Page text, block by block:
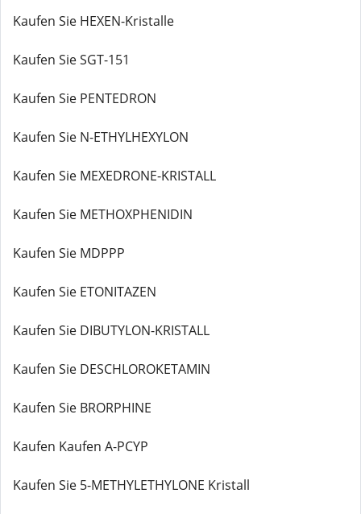
Kaufen Sie HEXEN-Kristalle
Kaufen Sie SGT-151
Kaufen Sie PENTEDRON
Kaufen Sie N-ETHYLHEXYLON
Kaufen Sie MEXEDRONE-KRISTALL
Kaufen Sie METHOXPHENIDIN
Kaufen Sie MDPPP
Kaufen Sie ETONITAZEN
Kaufen Sie DIBUTYLON-KRISTALL
Kaufen Sie DESCHLOROKETAMIN
Kaufen Sie BRORPHINE
Kaufen Kaufen A-PCYP
Kaufen Sie 5-METHYLETHYLONE Kristall